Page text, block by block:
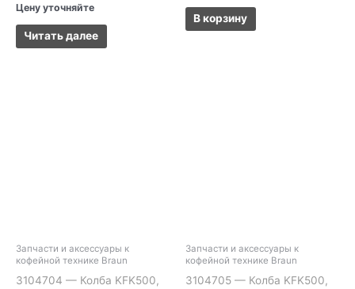
Цену уточняйте
Читать далее
В корзину
Запчасти и аксессуары к
кофейной технике Braun
3104704 — Колба KFK500,
Запчасти и аксессуары к
кофейной технике Braun
3104705 — Колба KFK500,